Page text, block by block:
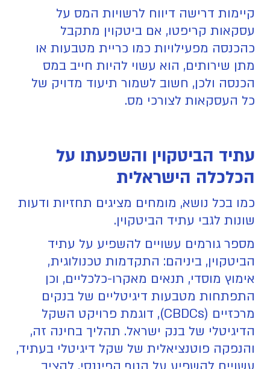
קיימות דרישה דיווח לרשויות המס על
עסקאות קריפטו, אם ביטקוין מתקבל
כהכנסה מפעילויות כמו כריית מטבעות או
מתן שירותים, הוא עשוי להיות חייב במס
הכנסה ולכן, חשוב לשמור תיעוד מדויק של
כל העסקאות לצורכי מס.
עתיד הביטקוין והשפעתו על
הכלכלה הישראלית
כמו בכל נושא, מומחים מציגים תחזיות ודעות
שונות לגבי עתיד הביטקוין.
מספר גורמים עשויים להשפיע על עתיד
הביטקוין, ביניהם: התקדמות טכנולוגית,
אימוץ מוסדי, תנאים מאקרו-כלכליים, וכן
התפתחות מטבעות דיגיטליים של בנקים
מרכזיים (CBDCs), דוגמת פרויקט השקל
הדיגיטלי של בנק ישראל. תהליך בחינה זה,
והנפקה פוטנציאלית של שקל דיגיטלי בעתיד,